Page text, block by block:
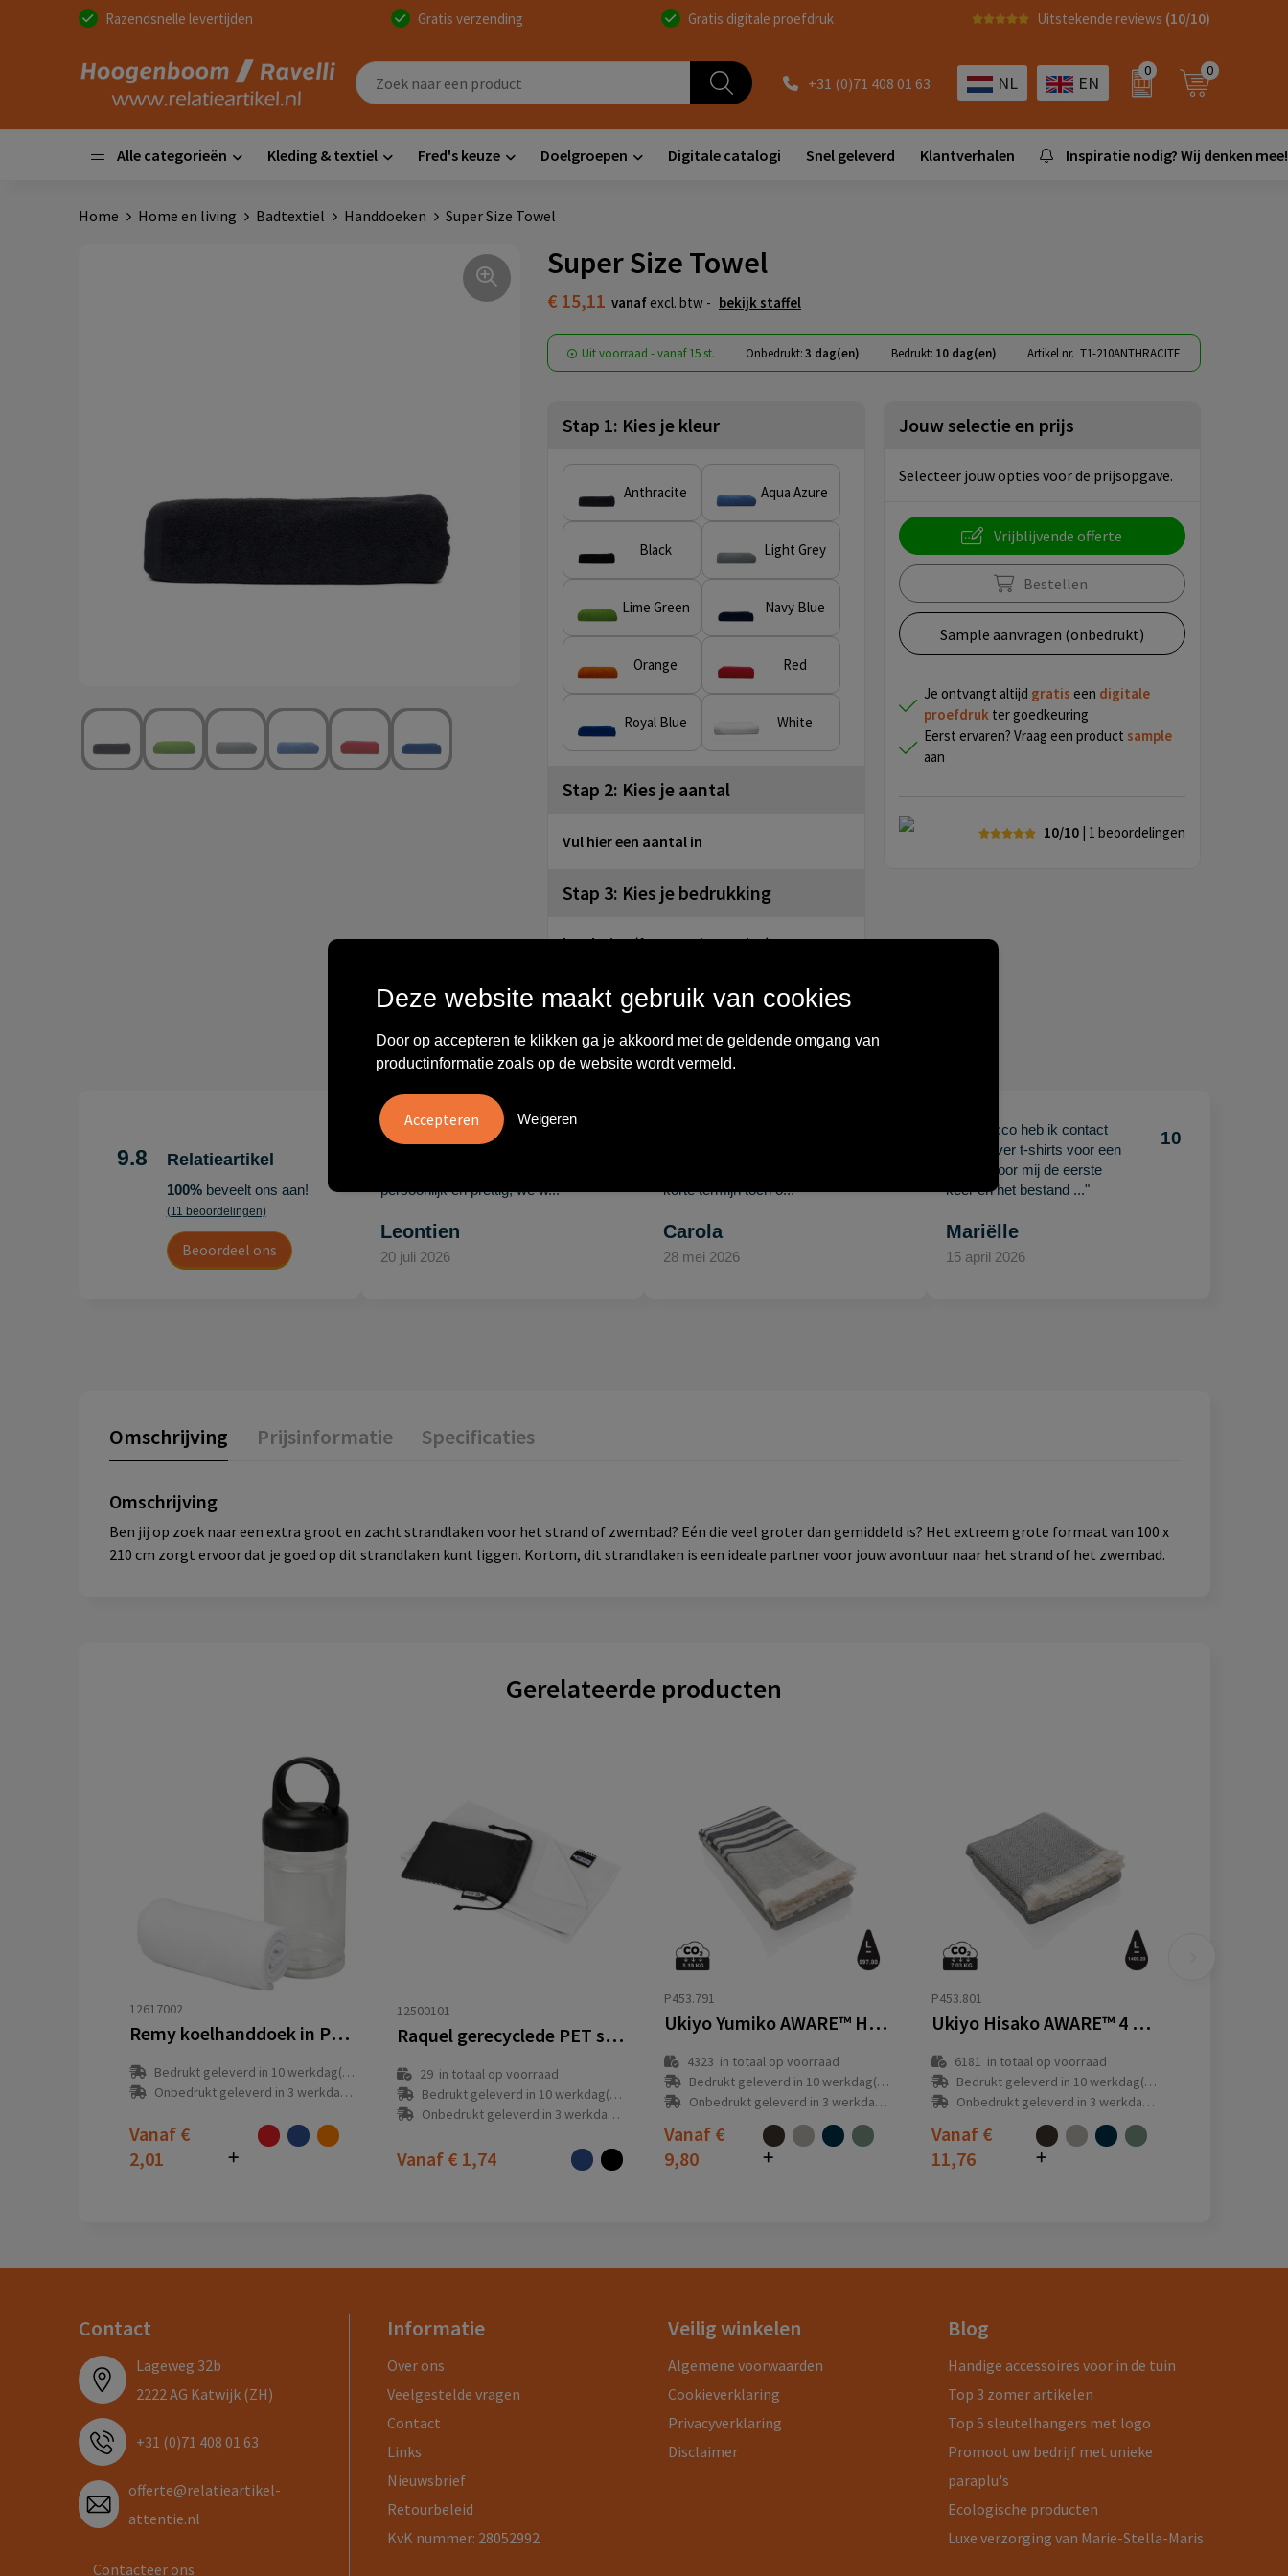
Razendsnelle levertijden Gratis verzending Gratis digitale proefdruk Uitstekende reviews (10/10)
+31 (0)71 408 01 63 NL EN
0 0
Alle categorieën Kleding & textiel Fred's keuze Doelgroepen Digitale catalogi Snel geleverd Klantverhalen Inspiratie nodig? Wij denken mee!
Home Home en living Badtextiel Handdoeken Super Size Towel
Super Size Towel
€ 15,11 vanaf excl. btw - bekijk staffel
Uit voorraad -vanaf15 st. Onbedrukt:3 dag(en) Bedrukt: 10 dag(en) Artikel nr. T1-210ANTHRACITE
Stap 1: Kies je kleur
Anthracite Aqua Azure
Black Light Grey
Lime Green Navy Blue
Orange Red
Royal Blue White
Stap 2: Kies je aantal
Vul hier een aantal in
Stap 3: Kies je bedrukking
borduring (formaat in overleg)
Jouw selectie en prijs
Selecteer jouw opties voor de prijsopgave.
Vrijblijvende offerte
Bestellen
Sample aanvragen (onbedrukt)
Je ontvangt altijd gratis een digitale
proefdrukter goedkeuring
Eerst ervaren? Vraag een product sample
aan
10/10 | 1 beoordelingen
Wat anderen zeggen
9.8 Relatieartikel
100%beveelt ons aan!
(11 beoordelingen)
Beoordeel ons
"Erg tevreden over
Hoogenboom/Ravelli Relatie
persoonlijk en prettig, we w..."
Leontien
20 juli 2026
korte termijn toch o..."
Carola
28 mei 2026
"Met Jacco heb ik contact
gehad over t-shirts voor een
beurs. Voor mij de eerste
keer en het bestand ..."
10
Mariëlle
15 april 2026
Omschrijving Prijsinformatie Specificaties
Omschrijving
Ben jij op zoek naar een extra groot en zacht strandlaken voor het strand of zwembad? Eén die veel groter dan gemiddeld is? Het extreem grote formaat van 100 x
210 cm zorgt ervoor dat je goed op dit strandlaken kunt liggen. Kortom, dit strandlaken is een ideale partner voor jouw avontuur naar het strand of het zwembad.
Gerelateerde producten
12617002
Remy koelhanddoek in PET-verpakking
Bedrukt geleverd in 10 werkdag(en)
Onbedrukt geleverd in 3 werkdag(en)
Vanaf €
2,01
12500101
Raquel gerecyclede PET sport koelhanddoek in een pouch 80 x 30 cm
29in totaal op voorraad
Bedrukt geleverd in 10 werkdag(en)
Onbedrukt geleverd in 3 werkdag(en)
Vanaf € 1,74
P453.791
Ukiyo Yumiko AWARE™ Hamam Handdoek 100x180cm
4323 in totaal op voorraad
Bedrukt geleverd in 10 werkdag(en)
Onbedrukt geleverd in 3 werkdag(en)
Vanaf €
9,80
P453.801
Ukiyo Hisako AWARE™ 4 Seizoenen Deken/Handdoek 100x180
6181 in totaal op voorraad
Bedrukt geleverd in 10 werkdag(en)
Onbedrukt geleverd in 3 werkdag(en)
Vanaf €
11,76
Contact
Lageweg 32b
2222 AG Katwijk (ZH)
+31 (0)71 408 01 63
offerte@relatieartikel-
attentie.nl
Contacteer ons
Informatie
Over ons
Veelgestelde vragen
Contact
Links
Nieuwsbrief
Retourbeleid
KvK nummer: 28052992
Veilig winkelen
Algemene voorwaarden
Cookieverklaring
Privacyverklaring
Disclaimer
Blog
Handige accessoires voor in de tuin
Top 3 zomer artikelen
Top 5 sleutelhangers met logo
Promoot uw bedrijf met unieke
paraplu's
Ecologische producten
Luxe verzorging van Marie-Stella-Maris
Deze website maakt gebruik van cookies
Door op accepteren te klikken ga je akkoord met de geldende omgang van
productinformatie zoals op de website wordt vermeld.
Weigeren